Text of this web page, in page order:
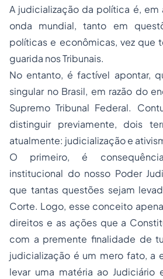
A judicialização da política é, em
onda mundial, tanto em
políticas e econômicas, vez que
guarida nos Tribunais.
No entanto, é factível apontar,
singular no Brasil, em razão do
Supremo Tribunal Federal.
distinguir previamente, dois
atualmente: judicialização e
O primeiro, é
institucional do nosso Poder
que tantas questões sejam
Corte. Logo, esse conceito
direitos e as ações que a
com a premente finalidade de
judicialização é um mero fato, a
levar uma matéria ao Judiciário